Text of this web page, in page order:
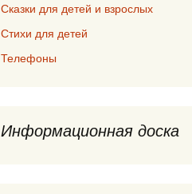
Сказки для детей и взрослых
Стихи для детей
Телефоны
Информационная доска